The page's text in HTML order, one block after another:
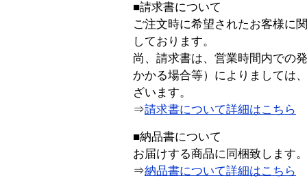
■請求書について
ご注文時に希望されたお客様に
しております。
尚、請求書は、営業時間内での
かかる場合等）によりましては
ざいます。
⇒請求書について詳細はこちら
■納品書について
お届けする商品に同梱致します。
⇒納品書について詳細はこちら